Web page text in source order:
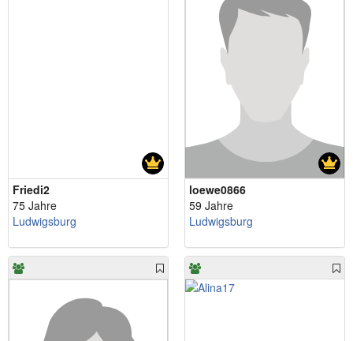
Friedi2
75 Jahre
Ludwigsburg
loewe0866
59 Jahre
Ludwigsburg